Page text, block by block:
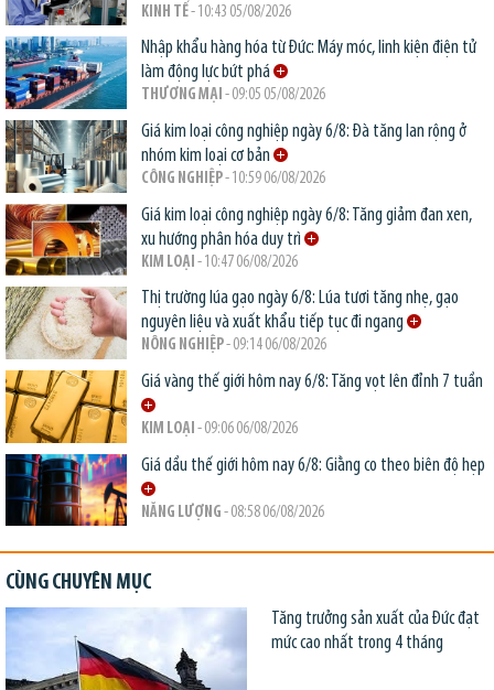
KINH TẾ- 10:43 05/08/2026
Nhập khẩu hàng hóa từ Đức: Máy móc, linh kiện điện tử
làm động lực bứt phá
THƯƠNG MẠI - 09:05 05/08/2026
Giá kim loại công nghiệp ngày 6/8: Đà tăng lan rộng ở
nhóm kim loại cơ bản
CÔNG NGHIỆP- 10:59 06/08/2026
Giá kim loại công nghiệp ngày 6/8: Tăng giảm đan xen,
xu hướng phân hóa duy trì
KIM LOẠI - 10:47 06/08/2026
Thị trường lúa gạo ngày 6/8: Lúa tươi tăng nhẹ, gạo
nguyên liệu và xuất khẩu tiếp tục đi ngang
NÔNG NGHIỆP- 09:14 06/08/2026
Giá vàng thế giới hôm nay 6/8: Tăng vọt lên đỉnh 7 tuần
KIM LOẠI - 09:06 06/08/2026
Giá dầu thế giới hôm nay 6/8: Giằng co theo biên độ hẹp
NĂNG LƯỢNG - 08:58 06/08/2026
CÙNG CHUYÊN MỤC
Tăng trưởng sản xuất của Đức đạt
mức cao nhất trong 4 tháng